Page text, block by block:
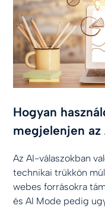
Hogyan
megjelenjen az
Az AI-válaszokban
technikai trükkön
webes forrásokra
és AI Mode pedig